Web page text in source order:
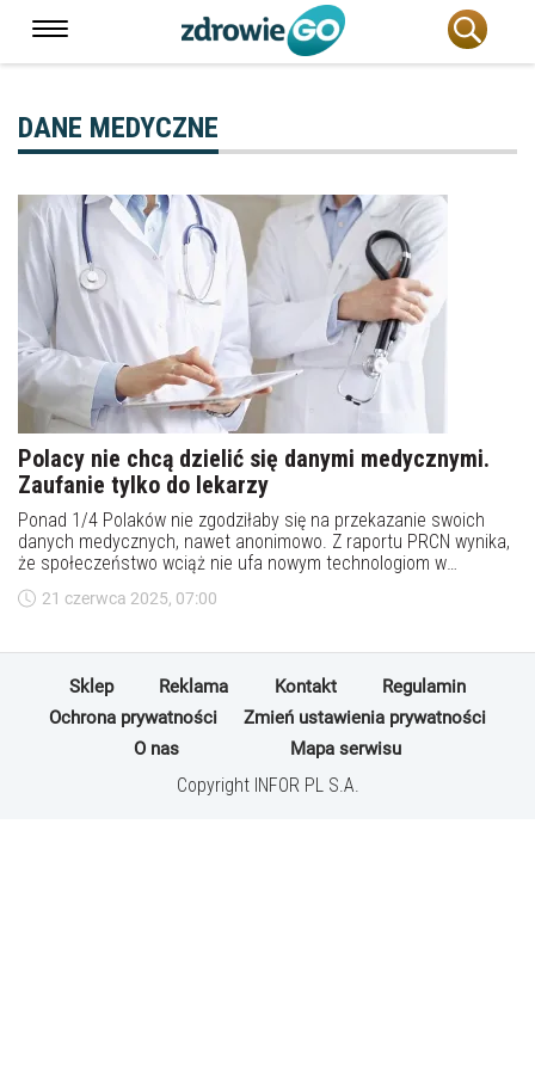
DANE MEDYCZNE
Polacy nie chcą dzielić się danymi medycznymi.
Zaufanie tylko do lekarzy
Ponad 1/4 Polaków nie zgodziłaby się na przekazanie swoich
danych medycznych, nawet anonimowo. Z raportu PRCN wynika,
że społeczeństwo wciąż nie ufa nowym technologiom w
ochronie zdrowia. Największe zaufanie mamy do lekarzy,
najmniejsze – do mediów i producentów leków. Czy Europejska
21 czerwca 2025, 07:00
Sklep Reklama Kontakt
Regulamin
Ochrona prywatności
Zmień ustawienia prywatności
O nas
Mapa serwisu
Copyright INFOR PL S.A.